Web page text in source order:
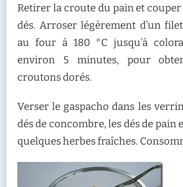
Retirer la croute du pain et
dés. Arroser légèrement d’un
au four à 180 °C jusqu’à
environ 5 minutes, pour
croutons dorés.
Verser le gaspacho dans les
dés de concombre, les dés de pain
quelques herbes fraîches.